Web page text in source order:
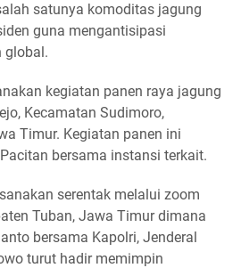
satunya komoditas jagung
guna mengantisipasi
global.
kegiatan panen raya jagung
Kecamatan Sudimoro,
Timur. Kegiatan panen ini
bersama instansi terkait.
serentak melalui zoom
Tuban, Jawa Timur dimana
bersama Kapolri, Jenderal
turut hadir memimpin